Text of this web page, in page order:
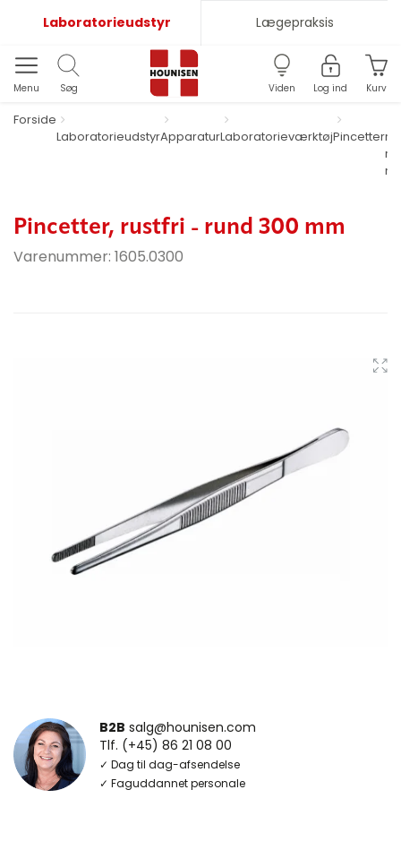
Laboratorieudstyr Lægepraksis
Menu Søg Viden Log ind Kurv
Forside
LaboratorieudstyrApparaturLaboratorieværktøjPincetter
Pincetter, rustfri - rund 300 mm
Varenummer: 1605.0300
B2B salg@hounisen.com
Tlf. (+45) 86 21 08 00
✓ Dag til dag-afsendelse
✓ Faguddannet personale